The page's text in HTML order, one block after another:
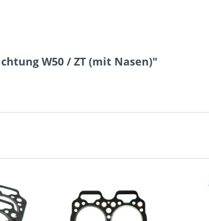
W50 / ZT (mit Nasen)"